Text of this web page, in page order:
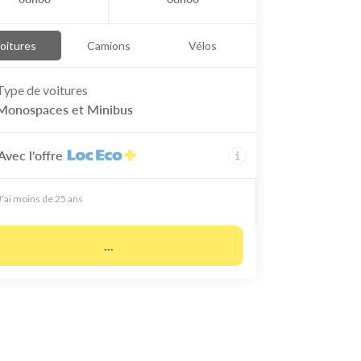
Camions Vélos
devoitures
et Minibus
l'offre
moins de 25 ans